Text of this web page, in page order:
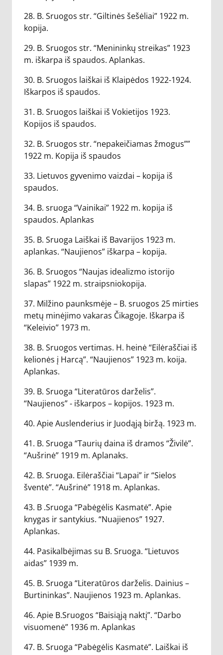
28. B. Sruogos str. “Giltinės šešėliai” 1922 m.
kopija.
29. B. Sruogos str. “Menininkų streikas” 1923
m. iškarpa iš spaudos. Aplankas.
30. B. Sruogos laiškai iš Klaipėdos 1922-1924.
Iškarpos iš spaudos.
31. B. Sruogos laiškai iš Vokietijos 1923.
Kopijos iš spaudos.
32. B. Sruogos str. “nepakeičiamas žmogus””
1922 m. Kopija iš spaudos
33. Lietuvos gyvenimo vaizdai – kopija iš
spaudos.
34. B. sruoga “Vainikai” 1922 m. kopija iš
spaudos. Aplankas
35. B. Sruoga Laiškai iš Bavarijos 1923 m.
aplankas. “Naujienos” iškarpa – kopija.
36. B. Sruogos “Naujas idealizmo istorijo
slapas” 1922 m. straipsniokopija.
37. Milžino paunksmėje – B. sruogos 25 mirties
metų minėjimo vakaras Čikagoje. Iškarpa iš
“Keleivio” 1973 m.
38. B. Sruogos vertimas. H. heinė “Eilėraščiai iš
kelionės į Harcą”. “Naujienos” 1923 m. koija.
Aplankas.
39. B. Sruoga “Literatūros darželis”.
“Naujienos” - iškarpos – kopijos. 1923 m.
40. Apie Auslenderius ir Juodąją biržą. 1923 m.
41. B. Sruoga “Taurių daina iš dramos “Živilė”.
“Aušrinė” 1919 m. Aplanaks.
42. B. Sruoga. Eilėraščiai “Lapai” ir “Sielos
šventė”. “Aušrinė” 1918 m. Aplankas.
43. B .Sruoga “Pabėgėlis Kasmatė”. Apie
knygas ir santykius. “Nuajienos” 1927.
Aplankas.
44. Pasikalbėjimas su B. Sruoga. “Lietuvos
aidas” 1939 m.
45. B. Sruoga “Literatūros darželis. Dainius –
Burtininkas”. Naujienos 1923 m. Aplankas.
46. Apie B.Sruogos “Baisiąją naktį”. “Darbo
visuomenė” 1936 m. Aplankas
47. B. Sruoga “Pabėgėlis Kasmatė”. Laiškai iš